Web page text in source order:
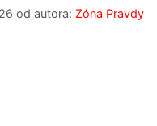
od autora: Zóna Pravdy